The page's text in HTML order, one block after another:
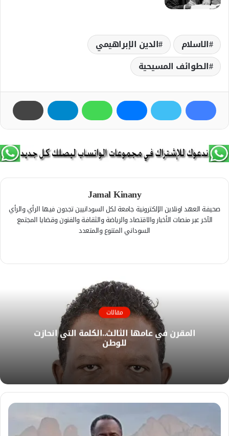
الاسلام
الدين الإبراهيمي
الطوائف المسيحية
Jamal Kinany
صحيفة العهد اونلاين الإلكترونية جامعة لكل السودانيين تجدون فيها الرأي والرأي
الآخر عبر منصات الأخبار والاقتصاد والرياضة والثقافة والفنون وقضايا المجتمع
السوداني المتنوع والمتعدد
م
ق
ع
ا
ل
و
ي
ب
و
كمقالات
المقرن في عامها الثالث..الكلمة التي انحازت
للوطن